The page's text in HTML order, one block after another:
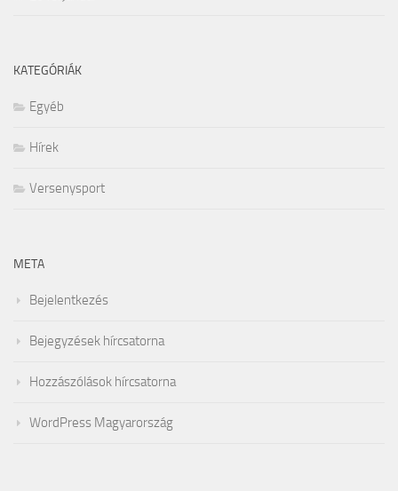
KATEGÓRIÁK
Egyéb
Hírek
Versenysport
META
Bejelentkezés
Bejegyzések hírcsatorna
Hozzászólások hírcsatorna
WordPress Magyarország